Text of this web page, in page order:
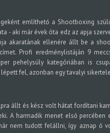
említhető a Shootboxing
- aki már évek óta edz az apja
akaratának ellenére állt be a
Profi eredménylistáján 9
pehelysúly kategóriában is
fel, azonban egy tavalyi
állt és kész volt hátat fordítani
A harmadik menet első
nem tudott felállni, így aznap ő